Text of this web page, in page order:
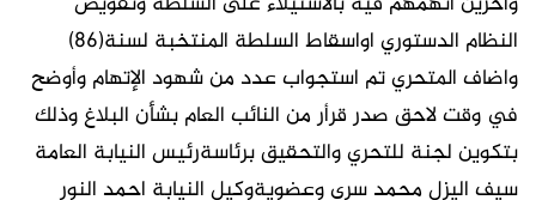
النظام الدستوري اواسقاط السلطة المنتخبة لسنة(86)
واضاف المتحري تم استجواب عدد من شهود الإتهام وأوضح
في وقت لاحق صدر قرأر من النائب العام بشأن البلاغ وذلك
بتكوين لجنة للتحري والتحقيق برئاسةرئيس النيابة العامة
سيف اليزل محمد سري وعضويةوكيل النيابة احمد النور